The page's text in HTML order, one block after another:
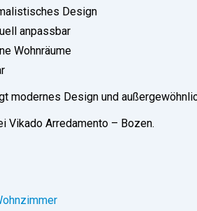
Design
anpassbar
Wohnräume
modernes Design und
Vikado Arredamento – Bozen.